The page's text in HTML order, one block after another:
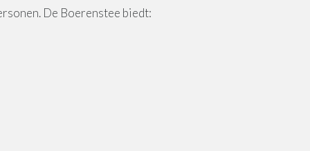
De Boerenstee biedt: